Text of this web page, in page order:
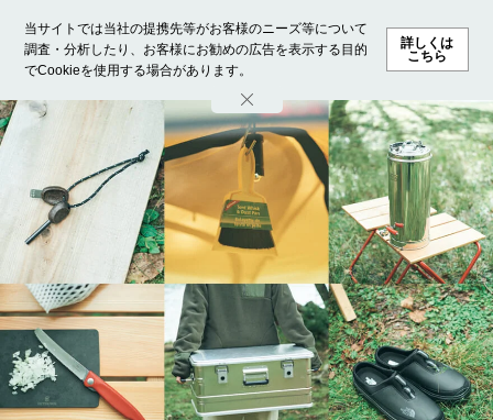
当サイトでは当社の提携先等がお客様のニーズ等について
調査・分析したり、お客様にお勧めの広告を表示する目的
でCookieを使用する場合があります。
詳しくは
こちら
ホーム モデル募集 ランキング ファッション ビューテ